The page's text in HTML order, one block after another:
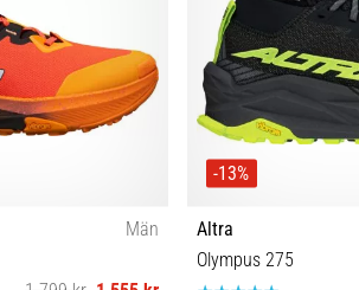
Män
-13%
Altra
Olympus 275